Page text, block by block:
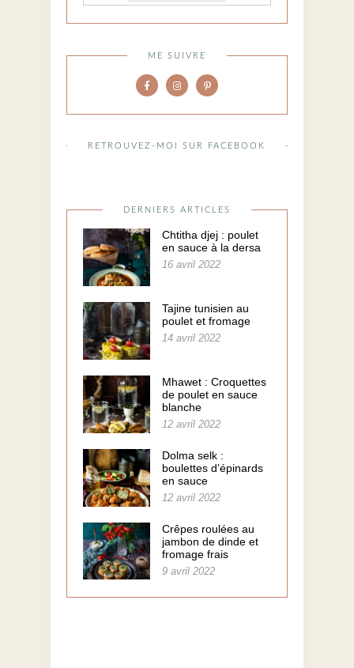
ME SUIVRE
RETROUVEZ-MOI SUR FACEBOOK
DERNIERS ARTICLES
Chtitha djej : poulet
en sauce à la dersa
16 avril 2022
Tajine tunisien au
poulet et fromage
14 avril 2022
Mhawet : Croquettes
de poulet en sauce
blanche
12 avril 2022
Dolma selk :
boulettes d’épinards
en sauce
12 avril 2022
Crêpes roulées au
jambon de dinde et
fromage frais
9 avril 2022